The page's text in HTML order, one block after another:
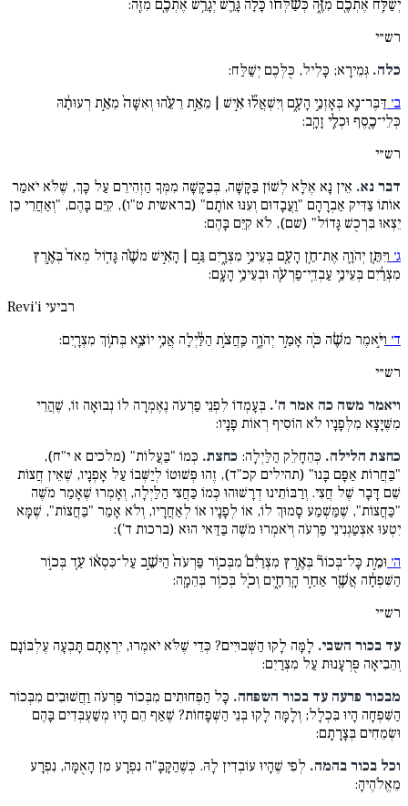
יְשַׁלַּ֥ח אֶתְכֶ֖ם מִזֶּ֑ה כְּשַׁ֨לְּח֔וֹ כָּלָ֕ה גָּרֵ֛שׁ יְגָרֵ֥שׁ אֶתְכֶ֖ם מִזֶּֽה:
רש״י
כלה. גְּמֵירָא; כָּלִיל, כֻּלְּכֶם יְשַׁלַּח:
ב׳ דַּבֶּר־נָ֖א בְּאָזְנֵ֣י הָעָ֑ם וְיִשְׁאֲל֞וּ אִ֣ישׁ | מֵאֵ֣ת רֵעֵ֗הוּ וְאִשָּׁה֙ מֵאֵ֣ת רְעוּתָ֔הּ
כְּלֵי־כֶ֖סֶף וּכְלֵ֥י זָהָֽב:
רש״י
דבר נא. אֵין נָא אֶלָּא לְשׁוֹן בַּקָּשָׁה, בְּבַקָּשָׁה מִמְּךָ הַזְהִירֵם עַל כָּךְ, שֶׁלֹּא יֹאמַר
אוֹתוֹ צַדִּיק אַבְרָהָם "וַעֲבָדוּם וְעִנּוּ אוֹתָם" (בראשית ט"ו), קִיֵּם בָּהֶם, "וְאַחֲרֵי כֵן
יֵצְאוּ בִּרְכֻשׁ גָּדוֹל" (שם), לֹא קִיֵּם בָּהֶם:
ג׳ וַיִּתֵּ֧ן יְהֹוָ֛ה אֶת־חֵ֥ן הָעָ֖ם בְּעֵינֵ֣י מִצְרָ֑יִם גַּ֣ם | הָאִ֣ישׁ משֶׁ֗ה גָּד֤וֹל מְאֹד֙ בְּאֶ֣רֶץ
מִצְרַ֔יִם בְּעֵינֵ֥י עַבְדֵֽי־פַרְעֹ֖ה וּבְעֵינֵ֥י הָעָֽם:
Revi'i רביעי
ד׳ וַיֹּ֣אמֶר משֶׁ֔ה כֹּ֖ה אָמַ֣ר יְהֹוָ֑ה כַּֽחֲצֹ֣ת הַלַּ֔יְלָה אֲנִ֥י יוֹצֵ֖א בְּת֥וֹךְ מִצְרָֽיִם:
רש״י
ויאמר משה כה אמר ה'. בְּעָמְדוֹ לִפְנֵי פַרְעֹה נֶאֶמְרָה לוֹ נְבוּאָה זוֹ, שֶׁהֲרֵי
מִשֶּׁיָּצָא מִלְּפָנָיו לֹא הוֹסִיף רְאוֹת פָּנָיו:
כחצת הלילה. כְּהֵחָלֵק הַלַּיְלָה: כחצת. כְּמוֹ "בַּעֲלוֹת" (מלכים א י"ח),
"בַּחֲרוֹת אַפָּם בָּנוּ" (תהילים קכ"ד), זֶהוּ פְּשׁוּטוֹ לְיַשְּׁבוֹ עַל אָפְנָיו, שֶׁאֵין חֲצוֹת
שֵׁם דָּבָר שֶׁל חֲצִי. וְרַבּוֹתֵינוּ דְרָשׁוּהוּ כְּמוֹ כַּחֲצִי הַלַּיְלָה, וְאָמְרוּ שֶׁאָמַר מֹשֶׁה
"כַּחֲצוֹת", שֶׁמַּשְׁמַע סָמוּךְ לוֹ, אוֹ לְפָנָיו אוֹ לְאַחֲרָיו, וְלֹא אָמַר "בַּחֲצוֹת", שֶׁמָּא
יִטְעוּ אִצְטַגְנִינֵי פַרְעֹה וְיֹאמְרוּ מֹשֶׁה בַּדַּאי הוּא (ברכות ד'):
ה׳ וּמֵ֣ת כָּל־בְּכוֹר֘ בְּאֶ֣רֶץ מִצְרַ֒יִם֒ מִבְּכ֤וֹר פַּרְעֹה֙ הַיּשֵׁ֣ב עַל־כִּסְא֔וֹ עַ֚ד בְּכ֣וֹר
הַשִּׁפְחָ֔ה אֲשֶׁ֖ר אַחַ֣ר הָֽרֵחָ֑יִם וְכֹ֖ל בְּכ֥וֹר בְּהֵמָֽה:
רש״י
עד בכור השבי. לָמָּה לָקוּ הַשְּׁבוּיִים? כְּדֵי שֶׁלֹּא יֹאמְרוּ, יִרְאָתָם תָּבְעָה עֶלְבּוֹנָם
וְהֵבִיאָה פֻּרְעָנוּת עַל מִצְרַיִם:
מבכור פרעה עד בכור השפחה. כָּל הַפְּחוּתִים מִבְּכוֹר פַּרְעֹה וַחֲשׁוּבִים מִבְּכוֹר
הַשִּׁפְחָה הָיוּ בִּכְלָל; וְלָמָּה לָקוּ בְּנֵי הַשְּׁפָחוֹת? שֶׁאַף הֵם הָיוּ מְשַׁעְבְּדִים בָּהֶם
וּשְׂמֵחִים בְּצָרָתָם:
וכל בכור בהמה. לְפִי שֶׁהָיוּ עוֹבְדִין לָהּ. כְּשֶׁהַקָּבָּ"ה נִפְרָע מִן הָאֻמָּה, נִפְרָע
מֵאֱלֹהֶיהָ: